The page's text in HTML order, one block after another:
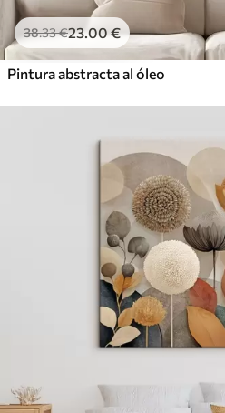
38.33€23.00€
Pintura abstracta al óleo